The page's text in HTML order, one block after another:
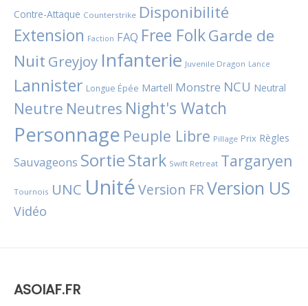
Contre-Attaque Counterstrike Disponibilité
Extension Faction FAQ Free FolkGarde de
Nuit Greyjoy Infanterie Juvenile Dragon Lance
Lannister Longue Épée Martell Monstre NCU Neutral
Neutre Neutres Night's Watch
Personnage Peuple Libre Pillage Prix Règles
Sauvageons SortieStark Swift Retreat Targaryen
Tournois UNC UnitéVersion FRVersion US
Vidéo
ASOIAF.FR